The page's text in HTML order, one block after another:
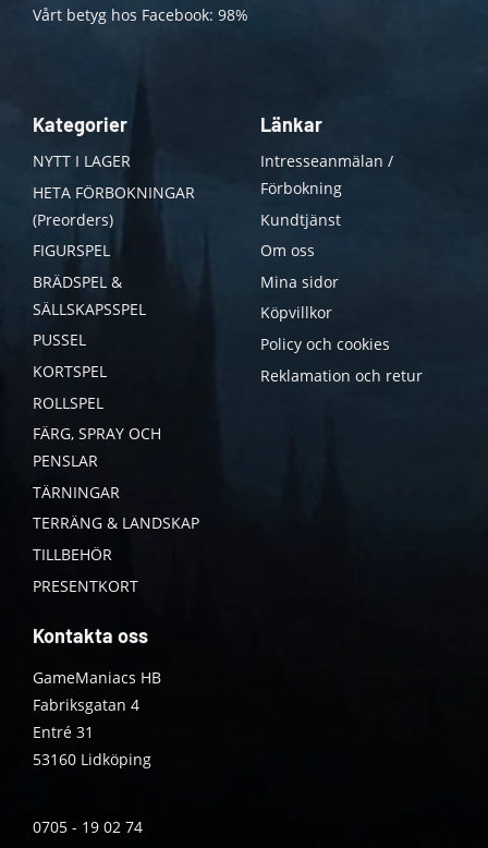
Vårt betyg hos Facebook: 98%
Kategorier
NYTT I LAGER
HETA FÖRBOKNINGAR
(Preorders)
FIGURSPEL
BRÄDSPEL &
SÄLLSKAPSSPEL
PUSSEL
KORTSPEL
ROLLSPEL
FÄRG, SPRAY OCH
PENSLAR
TÄRNINGAR
TERRÄNG & LANDSKAP
TILLBEHÖR
PRESENTKORT
Länkar
Intresseanmälan /
Förbokning
Kundtjänst
Om oss
Mina sidor
Köpvillkor
Policy och cookies
Reklamation och retur
Kontakta oss
GameManiacs HB
Fabriksgatan 4
Entré 31
53160 Lidköping
0705 - 19 02 74